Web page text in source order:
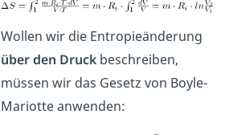
Wollen wir die Entropieänderung
über den Druck beschreiben,
müssen wir das Gesetz von Boyle-
Mariotte anwenden: